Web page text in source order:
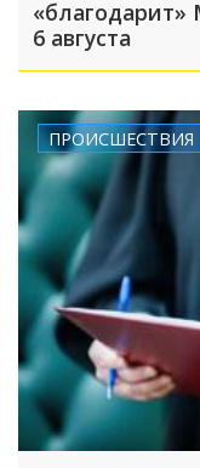
6 августа
ПРОИСШЕСТВИЯ